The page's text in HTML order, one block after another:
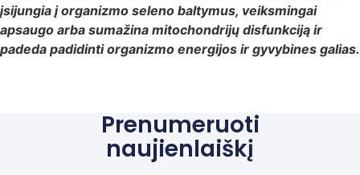
įsijungia į organizmo seleno baltymus, veiksmingai
apsaugo arba sumažina mitochondrijų disfunkciją ir
padeda padidinti organizmo energijos ir gyvybines galias.
Prenumeruoti
naujienlaiškį